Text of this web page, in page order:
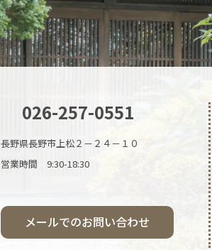
026-257-0551
長野県長野市上松２－２４－１０
営業時間 9:30-18:30
メールでのお問い合わせ